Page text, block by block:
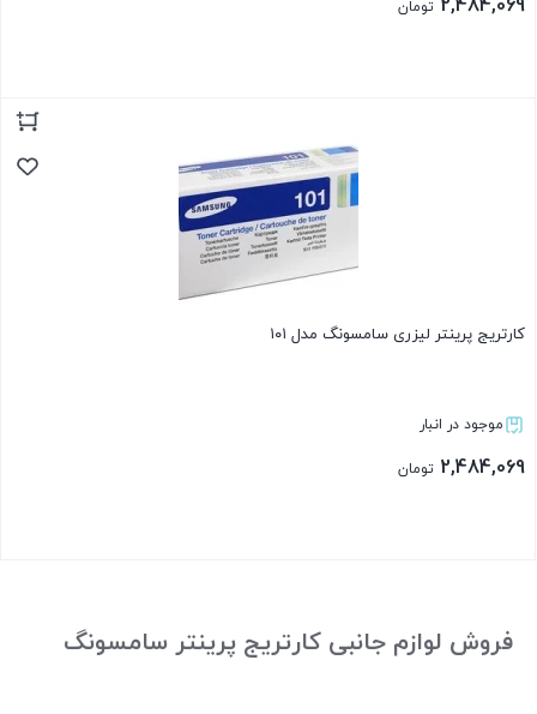
2,484,069 تومان
کارتریج پرینتر لیزری سامسونگ مدل ۱۰۱
موجود در انبار
2,484,069 تومان
فروش لوازم جانبی کارتریج پرینتر سامسونگ